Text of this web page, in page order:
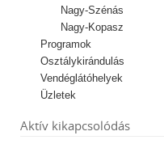
Nagy-Szénás
Nagy-Kopasz
Programok
Osztálykirándulás
Vendéglátóhelyek
Üzletek
Aktív kikapcsolódás